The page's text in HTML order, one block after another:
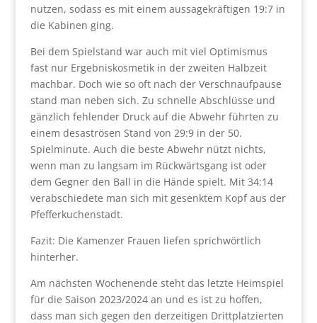
nutzen, sodass es mit einem aussagekräftigen 19:7 in
die Kabinen ging.
Bei dem Spielstand war auch mit viel Optimismus
fast nur Ergebniskosmetik in der zweiten Halbzeit
machbar. Doch wie so oft nach der Verschnaufpause
stand man neben sich. Zu schnelle Abschlüsse und
gänzlich fehlender Druck auf die Abwehr führten zu
einem desaströsen Stand von 29:9 in der 50.
Spielminute. Auch die beste Abwehr nützt nichts,
wenn man zu langsam im Rückwärtsgang ist oder
dem Gegner den Ball in die Hände spielt. Mit 34:14
verabschiedete man sich mit gesenktem Kopf aus der
Pfefferkuchenstadt.
Fazit: Die Kamenzer Frauen liefen sprichwörtlich
hinterher.
Am nächsten Wochenende steht das letzte Heimspiel
für die Saison 2023/2024 an und es ist zu hoffen,
dass man sich gegen den derzeitigen Drittplatzierten